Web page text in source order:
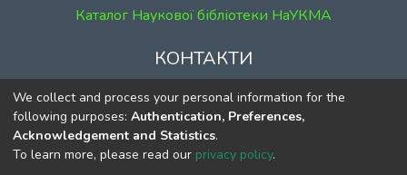
Каталог Наукової бібліотеки НаУКМА
КОНТАКТИ
м. Київ, вул. Григорія Сковороди, 2
к. 1, к. 120
тел. (044) 463-69-31
ekmair@ukma.edu.ua
We collect and process your personal information for the
following purposes: Authentication, Preferences,
Acknowledgement and Statistics.
To learn more, please read our privacy policy.